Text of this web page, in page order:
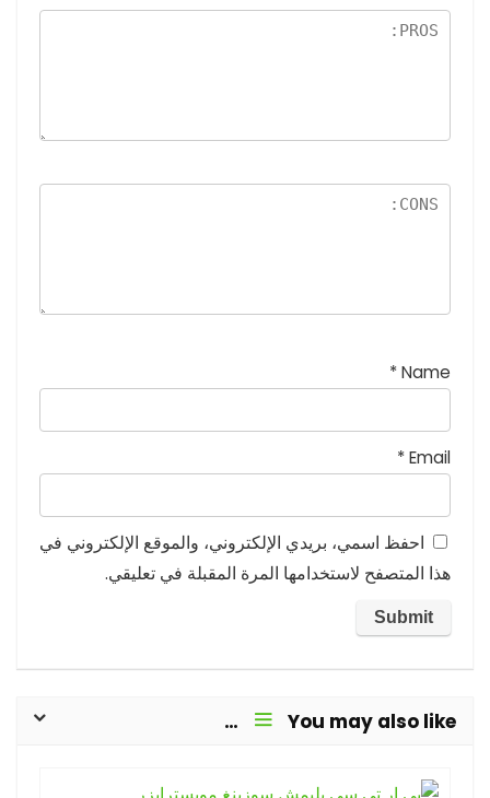
نج
Name
*
Email
*
احفظ اسمي، بريدي الإلكتروني، والموقع الإلكتروني في
هذا المتصفح لاستخدامها المرة المقبلة في تعليقي.
You may also like…